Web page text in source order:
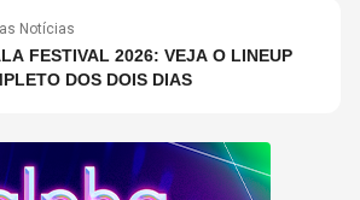
Notícias
FESTIVAL 2026: VEJA O LINEUP
DOS DOIS DIAS